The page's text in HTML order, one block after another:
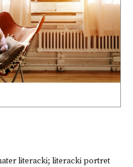
literacki; literacki portret